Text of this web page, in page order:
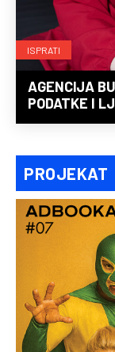
ISPRATI
AGENCIJA
PODATKE I
PROJEKAT